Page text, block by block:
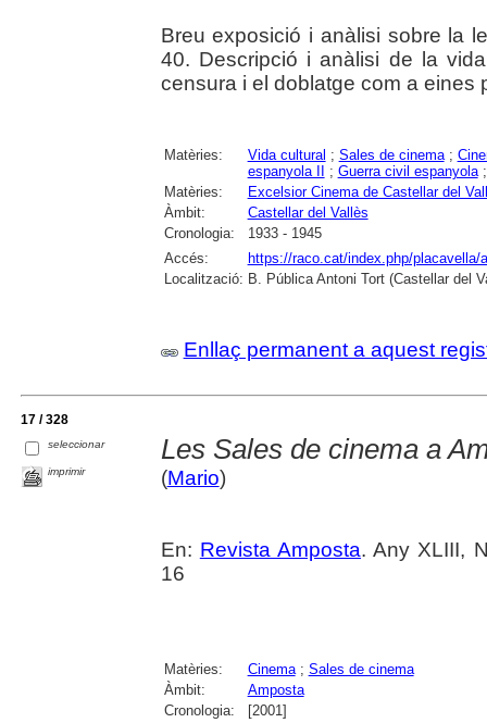
Breu exposició i anàlisi sobre la
40. Descripció i anàlisi de la
censura i el doblatge com a eines
Matèries: Vida cultural ; Sales de cinema;
espanyola II
; Guerra civil espanyola
Matèries:
Excelsior Cinema de Castellar del
Àmbit:
Castellar del Vallès
Cronologia:
1933 - 1945
Accés:
https://raco.cat/index.php/placavella/
Localització: B. Pública Antoni Tort (Castellar del
Enllaç permanent a aquest
17 / 328
seleccionar
imprimir
Les Sales de cinema a
(Mario)
En: Revista Amposta. Any XLIII,
16
Matèries: Cinema; Sales de cinema
Àmbit:
Amposta
Cronologia:
[2001]